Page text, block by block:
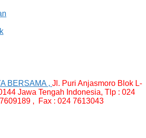
BERSAMA , Jl. Puri Anjasmoro Blok L-
Jawa Tengah Indonesia, Tlp : 024
, Fax : 024 7613043